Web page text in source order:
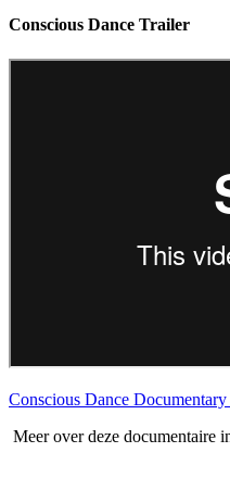
Conscious Dance Trailer
Conscious Dance
Meer over deze documentaire